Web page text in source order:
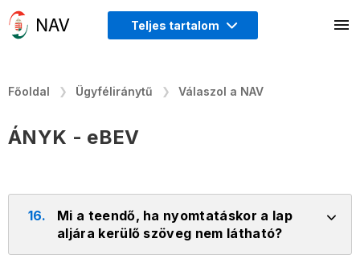
Teljes tartalom
Főoldal Ügyféliránytű Válaszol a NAV
ÁNYK - eBEV
16.
Mi a teendő, ha nyomtatáskor a lap
aljára kerülő szöveg nem látható?